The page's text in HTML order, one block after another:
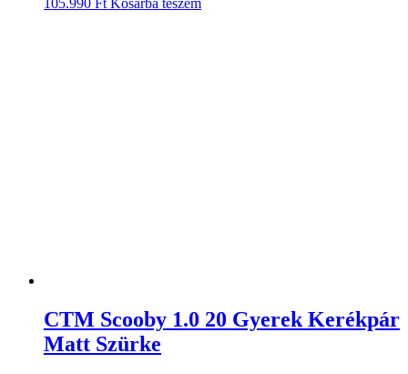
105.990 Ft Kosárba teszem
CTM Scooby 1.0 20 Gyerek Kerékpár
Matt Szürke